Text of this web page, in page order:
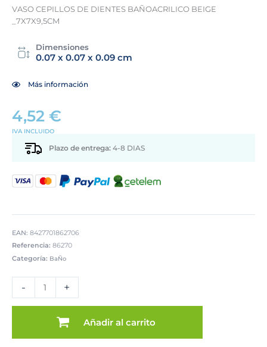
VASO CEPILLOS DE DIENTES BAÑOACRILICO BEIGE
_7X7X9,5CM
Dimensiones
0.07 x 0.07 x 0.09 cm
Más información
4,52 €
IVA INCLUIDO
Plazo de entrega: 4-8 DIAS
EAN: 8427701862706
Referencia: 86270
Categoría: BaÑo
-
DIENTES
BAÑOACRILICO
cantidad
+
Añadir al carrito